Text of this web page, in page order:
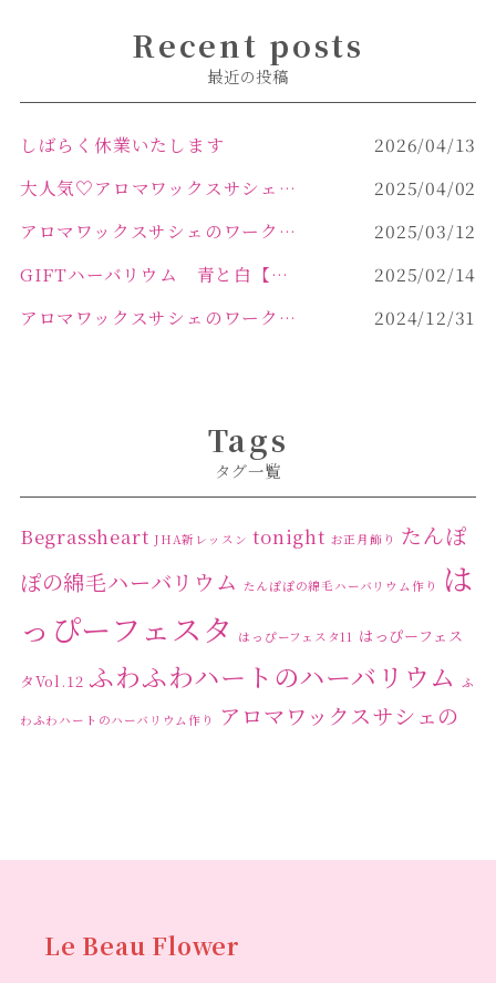
Recent posts
最近の投稿
しばらく休業いたします
2026/04/13
大人気♡アロマワックスサシェ作り
2025/04/02
アロマワックスサシェのワークショップinPOLA中込原店 VOL.2
2025/03/12
GIFTハーバリウム 青と白【佐久市 ハーバリウム ギフト】
2025/02/14
アロマワックスサシェのワークショップinPOLA中込原店ご報告【佐久市 キャンドル サシェ】
2024/12/31
Tags
タグ一覧
Begrassheart JHA新レッスン tonight お正月飾り たんぽ
ぽの綿毛ハーバリウム たんぽぽの綿毛ハーバリウム作り
は
っぴーフェスタ
はっぴーフェスタ11 はっぴーフェス
タVol.12 ふわふわハートのハーバリウム ふ
わふわハートのハーバリウム作り
アロマワックスサシェの
リウムレッスン
Le Beau Flower